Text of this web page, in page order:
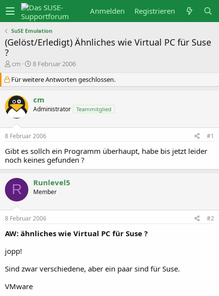
Anmelden Registrieren
SuSE Emulation
(Gelöst/Erledigt) Ähnliches wie Virtual PC für Suse
?
E
s
t
l
l
cm
E
s
t
l
m
8 Februar 2006
Für weitere Antworten geschlossen.
cm
Administrator Teammitglied
8 Februar 2006 #1
Gibt es sollch ein Programm überhaupt, habe bis jetzt leider
noch keines gefunden ?
R Runlevel5
Member
8 Februar 2006 #2
AW: ähnliches wie Virtual PC für Suse ?
jopp!
Sind zwar verschiedene, aber ein paar sind für Suse.
VMware